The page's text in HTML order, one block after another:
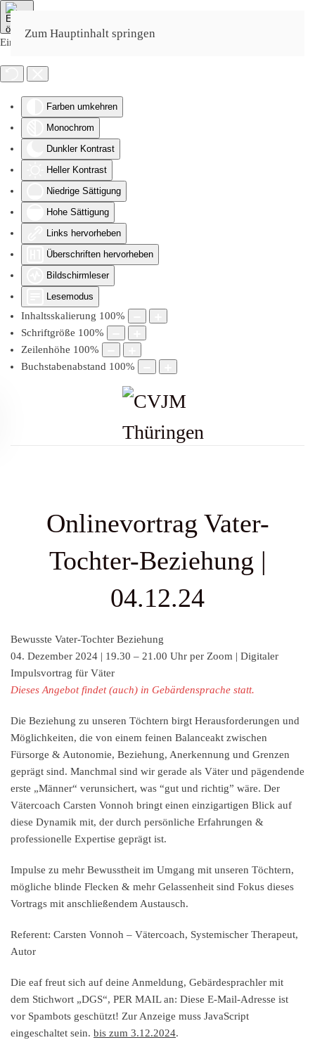
Eingabehilfen öffnen
Farben umkehren
Monochrom
Dunkler Kontrast
Heller Kontrast
Niedrige Sättigung
Hohe Sättigung
Links hervorheben
Überschriften hervorheben
Bildschirmleser
Lesemodus
Inhaltsskalierung 100%
Schriftgröße 100%
Zeilenhöhe 100%
Buchstabenabstand 100%
Zum Hauptinhalt springen
Onlinevortrag Vater-
Tochter-Beziehung |
04.12.24
Bewusste Vater-Tochter Beziehung
04. Dezember 2024 | 19.30 – 21.00 Uhr per Zoom | Digitaler
Impulsvortrag für Väter
Dieses Angebot findet (auch) in Gebärdensprache statt.
Die Beziehung zu unseren Töchtern birgt Herausforderungen und
Möglichkeiten, die von einem feinen Balanceakt zwischen
Fürsorge & Autonomie, Beziehung, Anerkennung und Grenzen
geprägt sind. Manchmal sind wir gerade als Väter und pägendende
erste „Männer“ verunsichert, was “gut und richtig” wäre. Der
Vätercoach Carsten Vonnoh bringt einen einzigartigen Blick auf
diese Dynamik mit, der durch persönliche Erfahrungen &
professionelle Expertise geprägt ist.
Impulse zu mehr Bewusstheit im Umgang mit unseren Töchtern,
mögliche blinde Flecken & mehr Gelassenheit sind Fokus dieses
Vortrags mit anschließendem Austausch.
Referent: Carsten Vonnoh – Vätercoach, Systemischer Therapeut,
Autor
Die eaf freut sich auf deine Anmeldung, Gebärdesprachler mit
dem Stichwort „DGS“, PER MAIL an: Diese E-Mail-Adresse ist
vor Spambots geschützt! Zur Anzeige muss JavaScript
eingeschaltet sein. bis zum 3.12.2024.